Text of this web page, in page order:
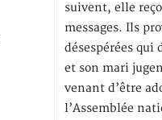
suivent, elle
messages. Ils
désespérées
et son mari
venant d’être
l’Assemblée